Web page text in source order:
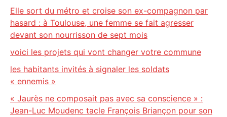
Elle sort du métro et croise son ex-compagnon par
hasard : à Toulouse, une femme se fait agresser
devant son nourrisson de sept mois
voici les projets qui vont changer votre commune
les habitants invités à signaler les soldats
« ennemis »
« Jaurès ne composait pas avec sa conscience » :
Jean-Luc Moudenc tacle François Briançon pour son